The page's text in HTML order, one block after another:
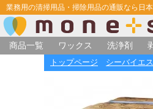
業務用の清掃用品・掃除用品の通販なら日
商品一覧
ワックス 洗浄剤
トップページ シーバイエス